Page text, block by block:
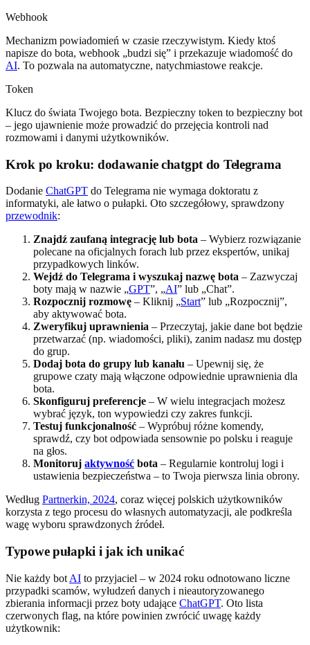
Webhook
Mechanizm powiadomień w czasie rzeczywistym. Kiedy ktoś
napisze do bota, webhook „budzi się” i przekazuje wiadomość do
AI. To pozwala na automatyczne, natychmiastowe reakcje.
Token
Klucz do świata Twojego bota. Bezpieczny token to bezpieczny bot
– jego ujawnienie może prowadzić do przejęcia kontroli nad
rozmowami i danymi użytkowników.
Krok po kroku: dodawanie chatgpt do Telegrama
Dodanie ChatGPT do Telegrama nie wymaga doktoratu z
informatyki, ale łatwo o pułapki. Oto szczegółowy, sprawdzony
przewodnik:
Znajdź zaufaną integrację lub bota – Wybierz rozwiązanie
polecane na oficjalnych forach lub przez ekspertów, unikaj
przypadkowych linków.
Wejdź do Telegrama i wyszukaj nazwę bota – Zazwyczaj
boty mają w nazwie „GPT”, „AI” lub „Chat”.
Rozpocznij rozmowę – Kliknij „Start” lub „Rozpocznij”,
aby aktywować bota.
Zweryfikuj uprawnienia – Przeczytaj, jakie dane bot będzie
przetwarzać (np. wiadomości, pliki), zanim nadasz mu dostęp
do grup.
Dodaj bota do grupy lub kanału – Upewnij się, że
grupowe czaty mają włączone odpowiednie uprawnienia dla
bota.
Skonfiguruj preferencje – W wielu integracjach możesz
wybrać język, ton wypowiedzi czy zakres funkcji.
Testuj funkcjonalność – Wypróbuj różne komendy,
sprawdź, czy bot odpowiada sensownie po polsku i reaguje
na głos.
Monitoruj aktywność bota – Regularnie kontroluj logi i
ustawienia bezpieczeństwa – to Twoja pierwsza linia obrony.
Według Partnerkin, 2024, coraz więcej polskich użytkowników
korzysta z tego procesu do własnych automatyzacji, ale podkreśla
wagę wyboru sprawdzonych źródeł.
Typowe pułapki i jak ich unikać
Nie każdy bot AI to przyjaciel – w 2024 roku odnotowano liczne
przypadki scamów, wyłudzeń danych i nieautoryzowanego
zbierania informacji przez boty udające ChatGPT. Oto lista
czerwonych flag, na które powinien zwrócić uwagę każdy
użytkownik: